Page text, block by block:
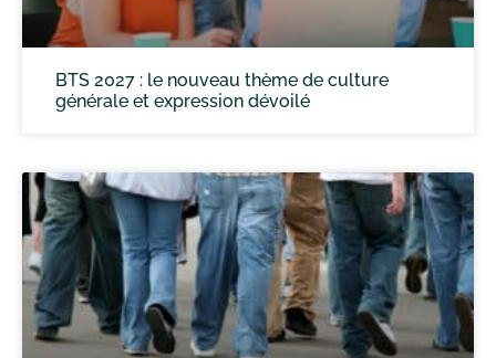
BTS 2027 : le nouveau thème de culture
générale et expression dévoilé